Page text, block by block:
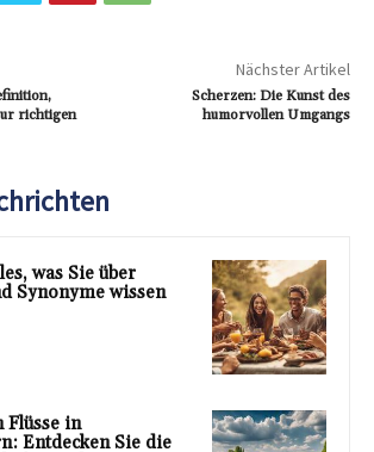
richtigen
Nächster Artikel
Scherzen: Die Kunst des
humorvollen Umgangs
was Sie über
Synonyme wissen
Flüsse in
Entdecken Sie die